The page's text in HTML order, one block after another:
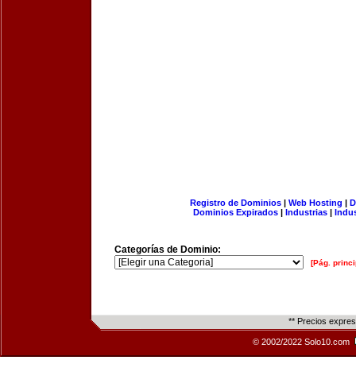
Registro de Dominios| Web Hosting |
Dominios Expirados | Industrias |
Categorías de Dominio:
[Pág.
** Precios
© 2002/2022 Solo10.com